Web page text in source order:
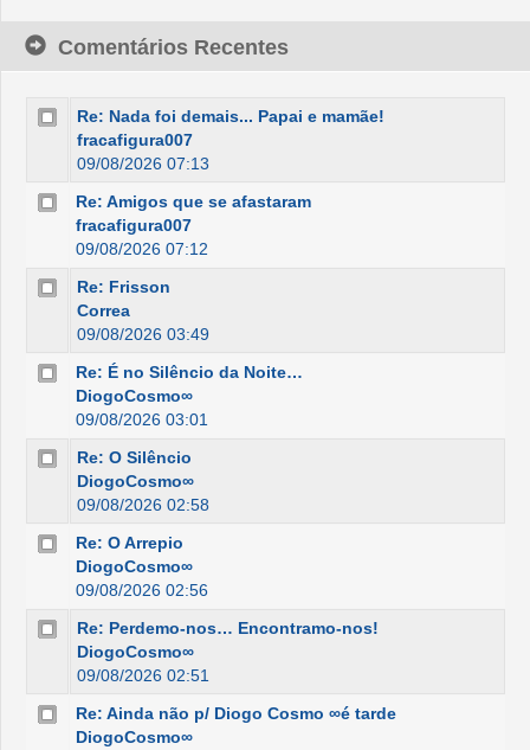
Comentários Recentes
Re: Nada foi demais... Papai e mamãe!
fracafigura007
09/08/2026 07:13
Re: Amigos que se afastaram
fracafigura007
09/08/2026 07:12
Re: Frisson
Correa
09/08/2026 03:49
Re: É no Silêncio da Noite…
DiogoCosmo∞
09/08/2026 03:01
Re: O Silêncio
DiogoCosmo∞
09/08/2026 02:58
Re: O Arrepio
DiogoCosmo∞
09/08/2026 02:56
Re: Perdemo-nos… Encontramo-nos!
DiogoCosmo∞
09/08/2026 02:51
Re: Ainda não p/ Diogo Cosmo ∞é tarde
DiogoCosmo∞